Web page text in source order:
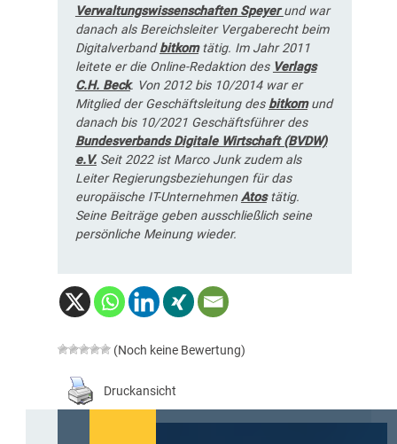
Verwaltungswissenschaften Speyerund war
danach als Bereichsleiter Vergaberecht beim
Digitalverbandbitkomtätig. Im Jahr 2011
leitete er die Online-Redaktion des Verlags
C.H. Beck. Von 2012 bis 10/2014 war er
Mitglied der Geschäftsleitung des bitkomund
danach bis 10/2021 Geschäftsführer des
Bundesverbands Digitale Wirtschaft (BVDW)
e.V.Seit 2022 ist Marco Junk zudem als
Leiter Regierungsbeziehungen für das
europäische IT-UnternehmenAtostätig.
Seine Beiträge geben ausschließlich seine
persönliche Meinung wieder.
(Noch keine Bewertung)
Druckansicht